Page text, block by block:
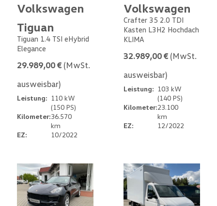
Volkswagen
Tiguan
Tiguan 1.4 TSI eHybrid
Elegance
29.989,00 € (MwSt.
ausweisbar)
Leistung: 110 kW
(150 PS)
Kilometer:36.570
km
EZ:
10/2022
Volkswagen
Crafter 35 2.0 TDI
Kasten L3H2 Hochdach
KLIMA
32.989,00 € (MwSt.
ausweisbar)
Leistung: 103 kW
(140 PS)
Kilometer:23.100
km
EZ:
12/2022